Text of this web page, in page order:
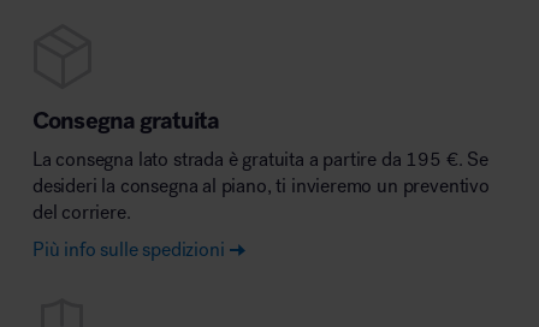
Consegna gratuita
La consegna lato strada è gratuita a partire da 195 €. Se
desideri la consegna al piano, ti invieremo un preventivo
del corriere.
Più info sulle spedizioni